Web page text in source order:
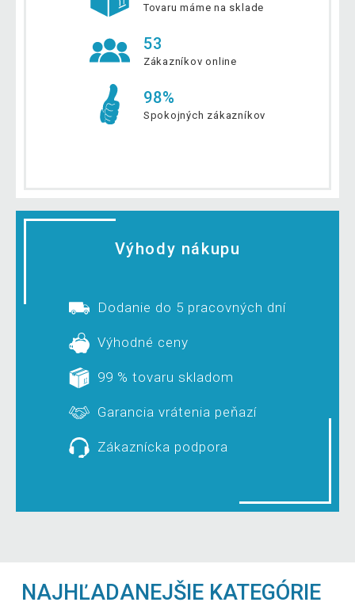
Tovaru máme na sklade
53
Zákazníkov online
98%
Spokojných zákazníkov
Výhody nákupu
Dodanie do 5 pracovných dní
Výhodné ceny
99 % tovaru skladom
Garancia vrátenia peňazí
Zákaznícka podpora
NAJHĽADANEJŠIE KATEGÓRIE